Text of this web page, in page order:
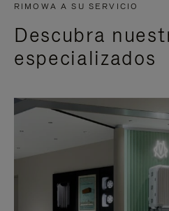
RIMOWA A SU SERVICIO
Descubra
especializados